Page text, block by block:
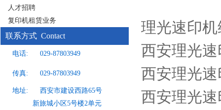
人才招聘
复印机租赁业务
联系方式 Contact
电话: 029-87803949
传真: 029-87803949
地址:
西安市建设西路65号
新旅城小区5号楼2单元
理光速印
西安理光
西安理光
西安理光